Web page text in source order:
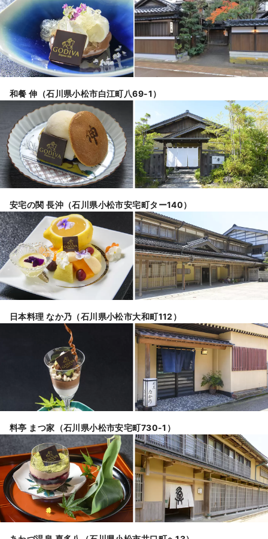
和餐 伸（石川県小松市白江町八69-1）
安宅の関 長沖（石川県小松市安宅町ター140）
日本料理 なか乃（石川県小松市大和町112）
料亭 まつ家（石川県小松市安宅町730-1）